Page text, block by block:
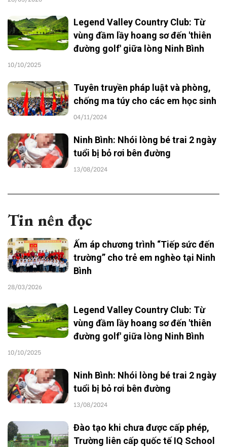
Legend Valley Country Club: Từ
vùng đầm lầy hoang sơ đến 'thiên
đường golf' giữa lòng Ninh Bình
10/10/2025
Tuyên truyền pháp luật và phòng,
chống ma túy cho các em học sinh
04/11/2024
Ninh Bình: Nhói lòng bé trai 2 ngày
tuổi bị bỏ rơi bên đường
13/08/2024
Tin nên đọc
Ấm áp chương trình “Tiếp sức đến
trường” cho trẻ em nghèo tại Ninh
Bình
28/03/2026
Legend Valley Country Club: Từ
vùng đầm lầy hoang sơ đến 'thiên
đường golf' giữa lòng Ninh Bình
10/10/2025
Ninh Bình: Nhói lòng bé trai 2 ngày
tuổi bị bỏ rơi bên đường
13/08/2024
Đào tạo khi chưa được cấp phép,
Trường liên cấp quốc tế IQ School